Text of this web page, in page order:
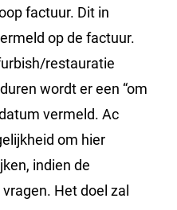
factuur. Dit in
op de factuur.
restauratie
wordt er een “om
vermeld. Ac
om hier
indien de
Het doel zal